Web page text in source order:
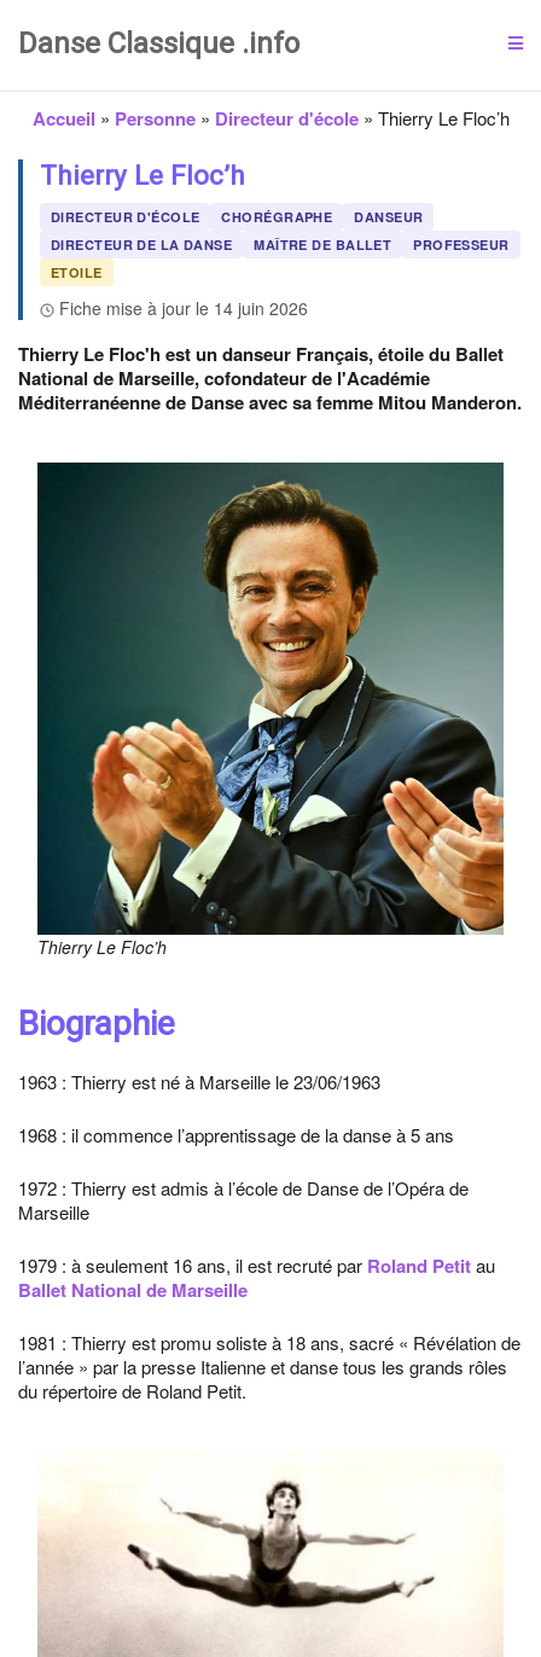
Danse Classique .info
Accueil » Personne» Directeur d'école» Thierry Le Floc’h
Thierry Le Floc’h
DIRECTEUR D'ÉCOLE CHORÉGRAPHE
DANSEUR
DIRECTEUR DE LA DANSE
MAÎTRE DE BALLET
PROFESSEUR
ETOILE
Fiche mise à jour le 14 juin 2026
Thierry Le Floc'h est un danseur Français, étoile du Ballet
National de Marseille, cofondateur de l'Académie
Méditerranéenne de Danse avec sa femme Mitou Manderon.
Thierry Le Floc’h
Biographie
1963 : Thierry est né à Marseille le 23/06/1963
1968 : il commence l’apprentissage de la danse à 5 ans
1972 : Thierry est admis à l’école de Danse de l’Opéra de
Marseille
1979 : à seulement 16 ans, il est recruté par Roland Petitau
Ballet National de Marseille
1981 : Thierry est promu soliste à 18 ans, sacré « Révélation de
l’année » par la presse Italienne et danse tous les grands rôles
du répertoire de Roland Petit.